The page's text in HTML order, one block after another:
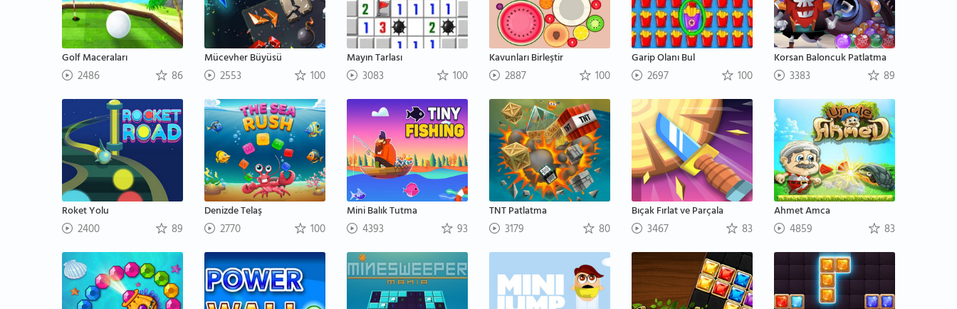
Golf Maceraları
2486 86
Mücevher Büyüsü
2553 100
Mayın Tarlası
3083 100
Kavunları Birleştir
2887 100
Garip Olanı Bul
2697 100
Korsan Baloncuk Patlatma
3383 89
Roket Yolu
2400 89
Denizde Telaş
2770 100
Mini Balık Tutma
4393 93
TNT Patlatma
3179 80
Bıçak Fırlat ve Parçala
3467 83
Ahmet Amca
4859 83